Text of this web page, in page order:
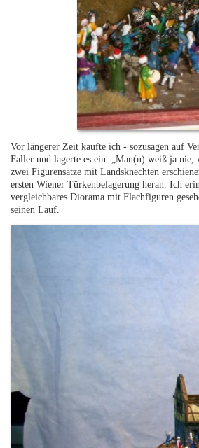
Vor längerer Zeit kaufte ich - sozusagen auf
Faller und lagerte es ein. „Man(n) weiß ja
zwei Figurensätze mit Landsknechten
ersten Wiener Türkenbelagerung heran. Ich
vergleichbares Diorama mit Flachfiguren
seinen Lauf.